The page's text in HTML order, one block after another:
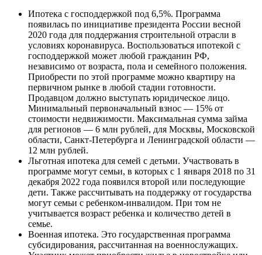
Ипотека с господдержкой под 6,5%. Программа
появилась по инициативе президента России весной
2020 года для поддержания строительной отрасли в
условиях коронавируса. Воспользоваться ипотекой с
господдержкой может любой гражданин РФ,
независимо от возраста, пола и семейного положения.
Приобрести по этой программе можно квартиру на
первичном рынке в любой стадии готовности.
Продавцом должно выступать юридическое лицо.
Минимальный первоначальный взнос — 15% от
стоимости недвижимости. Максимальная сумма займа
для регионов — 6 млн рублей, для Москвы, Московской
области, Санкт-Петербурга и Ленинградской области —
12 млн рублей.
Льготная ипотека для семей с детьми. Участвовать в
программе могут семьи, в которых с 1 января 2018 по 31
декабря 2022 года появился второй или последующие
дети. Также рассчитывать на поддержку от государства
могут семьи с ребенком-инвалидом. При том не
учитывается возраст ребенка и количество детей в
семье.
Военная ипотека. Это государственная программа
субсидирования, рассчитанная на военнослужащих.